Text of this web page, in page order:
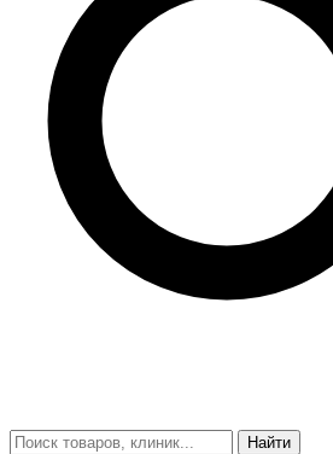
Найти